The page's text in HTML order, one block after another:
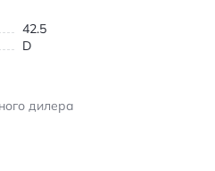
42.5
D
дилера